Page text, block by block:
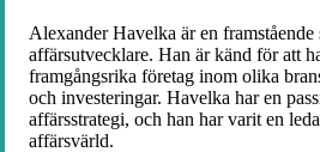
Alexander Havelka är en framstående
affärsutvecklare. Han är känd för att
framgångsrika företag inom olika
och investeringar. Havelka har en
affärsstrategi, och han har varit en
affärsvärld.